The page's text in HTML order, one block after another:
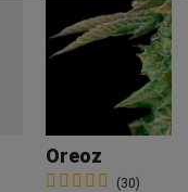
Oreoz
(30)